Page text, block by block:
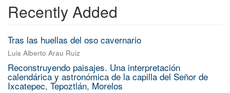
Recently Added
Tras las huellas del oso cavernario
Luis Alberto Arau Ruiz
Reconstruyendo paisajes. Una interpretación
calendárica y astronómica de la capilla del Señor de
Ixcatepec, Tepoztlán, Morelos